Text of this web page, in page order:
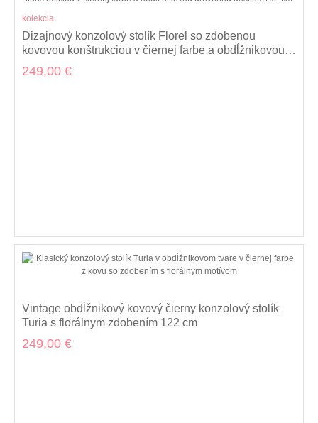
kolekcia
Dizajnový konzolový stolík Florel so zdobenou
kovovou konštrukciou v čiernej farbe a obdĺžnikovou
drevenou doskou 108 cm
249,00 €
Vintage obdĺžnikový kovový čierny konzolový stolík
Turia s florálnym zdobením 122 cm
249,00 €